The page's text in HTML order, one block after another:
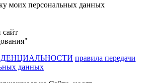
моих персональных данных
правила передачи
данных